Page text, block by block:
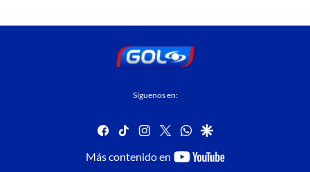
Síguenos en:
facebook
tiktok instagram
twitterwhatsapp
google
Más contenido en
youtube-